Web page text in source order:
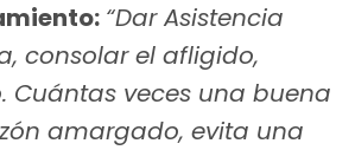
“Dar Asistencia
consolar el afligido,
Cuántas veces una buena
amargado, evita una